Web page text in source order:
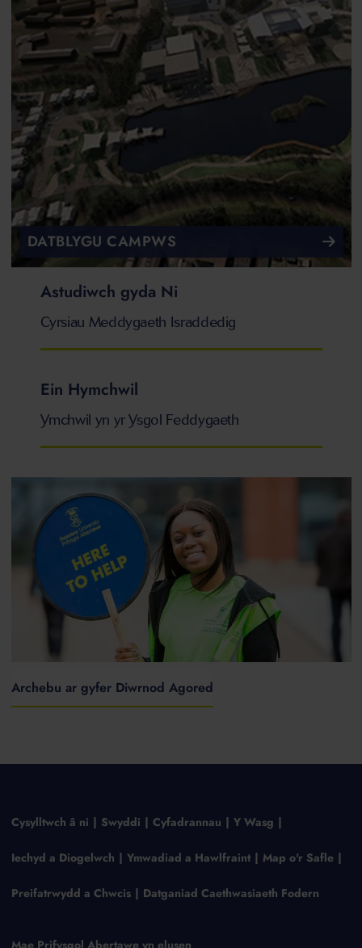
DATBLYGU CAMPWS
Astudiwch gyda Ni
Cyrsiau Meddygaeth Israddedig
Ein Hymchwil
Ymchwil yn yr Ysgol Feddygaeth
Archebu ar gyfer Diwrnod Agored
Cysylltwch â ni Swyddi Cyfadrannau Y Wasg
Iechyd a Diogelwch Ymwadiad a Hawlfraint Map o'r Safle
Preifatrwydd a Chwcis Datganiad Caethwasiaeth Fodern